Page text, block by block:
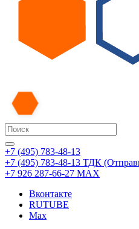
+7 (495) 783-48-13
+7 (495) 783-48-13 ТДК
+7 926 287-66-27 МАХ
Вконтакте
RUTUBE
Max